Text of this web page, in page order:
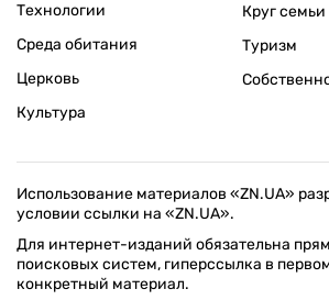
Технологии
Среда обитания
Церковь
Культура
Круг семьи
Туризм
Использование материалов «ZN.UA»
условии ссылки на «ZN.UA».
Для интернет-изданий обязательна
поисковых систем, гиперссылка в
конкретный материал.